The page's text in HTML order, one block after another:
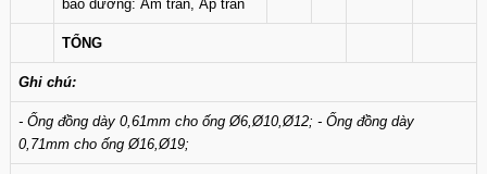
bảo dưỡng: Âm trần, Áp trần
TỔNG
Ghi chú:
- Ống đồng dày 0,61mm cho ống Ø6,Ø10,Ø12; - Ống đồng dày
0,71mm cho ống Ø16,Ø19;